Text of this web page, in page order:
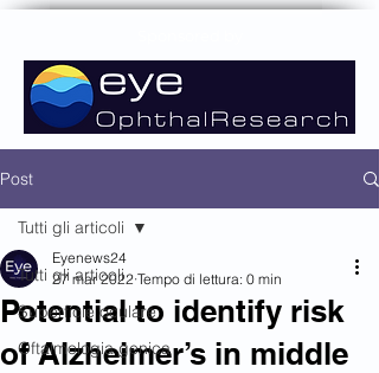
Post
Tutti gli articoli
Superficie oculare
Oftalmologia genica
Tutti gli articoli
Potential to identify risk
of Alzheimer’s in middle
Eyenews24
27 mar 2022 Tempo di lettura: 0 min